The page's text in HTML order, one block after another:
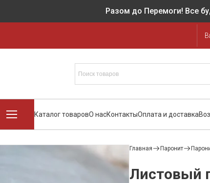
Разом до Перемоги! Все
Каталог товаровО насКонтактыОплата и доставка
Главная Паронит
Листовый